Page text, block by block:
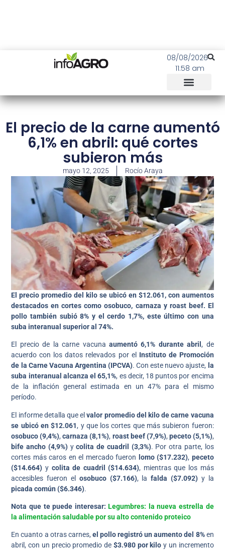
08/08/2026
11:58 am
El precio de la carne aumentó
6,1% en abril: qué cortes
subieron más
mayo 12, 2025 Rocío Araya
El precio promedio del kilo se ubicó en $12.061, con aumentos
destacados en cortes como osobuco, carnaza y roast beef. El
pollo también subió 8% y el cerdo 1,7%, este último con una
suba interanual superior al 74%.
El precio de la carne vacuna aumentó 6,1% durante abril, de
acuerdo con los datos relevados por el Instituto de Promoción
de la Carne Vacuna Argentina (IPCVA). Con este nuevo ajuste, la
suba interanual alcanza el 65,1%, es decir, 18 puntos por encima
de la inflación general estimada en un 47% para el mismo
período.
El informe detalla que elvalor promedio del kilo de carne vacuna
se ubicó en $12.061, y que los cortes que más subieron fueron:
osobuco (9,4%),carnaza (8,1%), roast beef (7,9%), peceto (5,1%),
bife ancho (4,9%)ycolita de cuadril (3,3%). Por otra parte, los
cortes más caros en el mercado fueron lomo ($17.232), peceto
($14.664) y colita de cuadril ($14.634), mientras que los más
accesibles fueron el osobuco ($7.166), lafalda ($7.092) y la
picada común ($6.346).
Nota que te puede interesar: Legumbres: la nueva estrella de
la alimentación saludable por su alto contenido proteico
En cuanto a otras carnes, el pollo registró un aumento del 8%en
abril, con un precio promedio de $3.980 por kilo y un incremento